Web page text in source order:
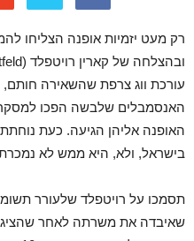
רק מעט יזמיות אופנה הצליחו
עורכת ווג צרפת שהשאירה חותם,
האנסמבלים שלבשה הפכו
האופנה אליהן הגיעה. כעת
בישראל, ולא, היא ממש לא
תסמכו על רויטפלד שלעורר
שאיבדה את משרתה לאחר שהציגה